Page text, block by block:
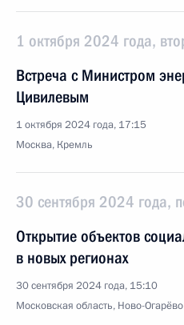
1 октября 2024 года,
Встреча с Министром
Цивилевым
1 октября 2024 года, 17:15
Москва, Кремль
30 сентября 2024 года,
Открытие объектов
в новых регионах
30 сентября 2024 года, 15:10
Московская область, Ново-Огарёво